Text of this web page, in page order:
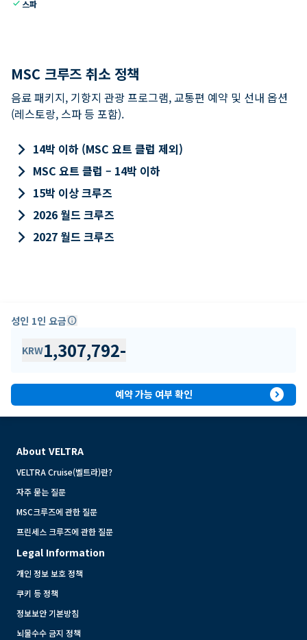
check 스파
MSC 크루즈 취소 정책
음료 패키지, 기항지 관광 프로그램, 교통편 예약 및 선내 옵션
(레스토랑, 스파 등 포함).
keyboard_arrow_right 14박 이하 (MSC 요트 클럽 제외)
keyboard_arrow_right MSC 요트 클럽 – 14박 이하
keyboard_arrow_right 15박 이상 크루즈
keyboard_arrow_right 2026 월드 크루즈
keyboard_arrow_right 2027 월드 크루즈
성인 1인 요금info
KRW1,307,792-
예약 가능 여부 확인 expand_circle_right
About VELTRA
VELTRA Cruise(벨트라)란?
자주 묻는 질문
MSC크루즈에 관한 질문
프린세스 크루즈에 관한 질문
Legal Information
개인 정보 보호 정책
쿠키 등 정책
정보보안 기본방침
뇌물수수 금지 정책